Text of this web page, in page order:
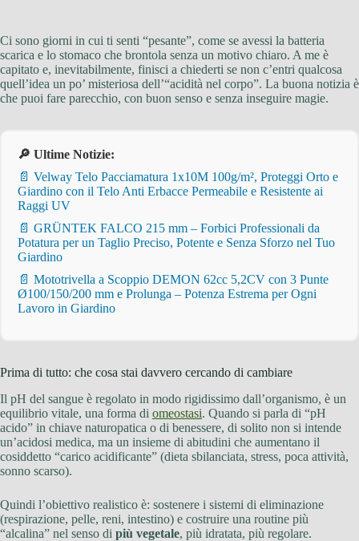
Ci sono giorni in cui ti senti “pesante”, come se avessi la batteria
scarica e lo stomaco che brontola senza un motivo chiaro. A me è
capitato e, inevitabilmente, finisci a chiederti se non c’entri qualcosa
quell’idea un po’ misteriosa dell’“acidità nel corpo”. La buona notizia è
che puoi fare parecchio, con buon senso e senza inseguire magie.
🔎 Ultime Notizie:
📄 Velway Telo Pacciamatura 1x10M 100g/m², Proteggi Orto e
Giardino con il Telo Anti Erbacce Permeabile e Resistente ai
Raggi UV
📄 GRÜNTEK FALCO 215 mm – Forbici Professionali da
Potatura per un Taglio Preciso, Potente e Senza Sforzo nel Tuo
Giardino
📄 Mototrivella a Scoppio DEMON 62cc 5,2CV con 3 Punte
Ø100/150/200 mm e Prolunga – Potenza Estrema per Ogni
Lavoro in Giardino
Prima di tutto: che cosa stai davvero cercando di cambiare
Il pH del sangue è regolato in modo rigidissimo dall’organismo, è un
equilibrio vitale, una forma di omeostasi. Quando si parla di “pH
acido” in chiave naturopatica o di benessere, di solito non si intende
un’acidosi medica, ma un insieme di abitudini che aumentano il
cosiddetto “carico acidificante” (dieta sbilanciata, stress, poca attività,
sonno scarso).
Quindi l’obiettivo realistico è: sostenere i sistemi di eliminazione
(respirazione, pelle, reni, intestino) e costruire una routine più
“alcalina” nel senso di più vegetale, più idratata, più regolare.